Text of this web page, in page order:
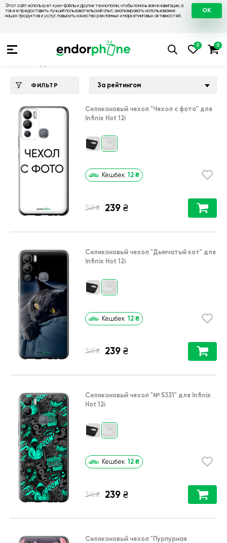
Этот сайт использует куки-файлы и другие технологии, чтобы помочь вам в навигации, а
также предоставить лучший пользовательский опыт, анализировать использование
наших продуктов и услуг, повысить качество рекламных и маркетинговых активностей.
OK
💙 Чехлы на Infinix 💛 Чехол для Infinix
ФИЛЬТР За рейтингом
Силиконовый чехол "Чехол с фото" для
Infinix Hot 12i
Кешбек 12 ₴
345 ₴ 239 ₴
Силиконовый чехол "Дымчатый кот" для
Infinix Hot 12i
Кешбек 12 ₴
345 ₴ 239 ₴
Силиконовый чехол "№ 5331" для Infinix
Hot 12i
Кешбек 12 ₴
345 ₴ 239 ₴
Силиконовый чехол "Пурпурная